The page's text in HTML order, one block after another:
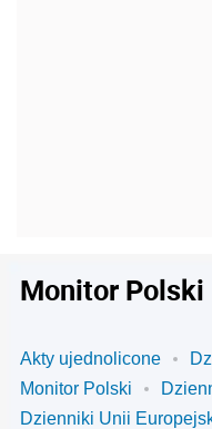
Monitor Polski
Akty ujednolicone
Monitor Polski
Dzienniki Unii